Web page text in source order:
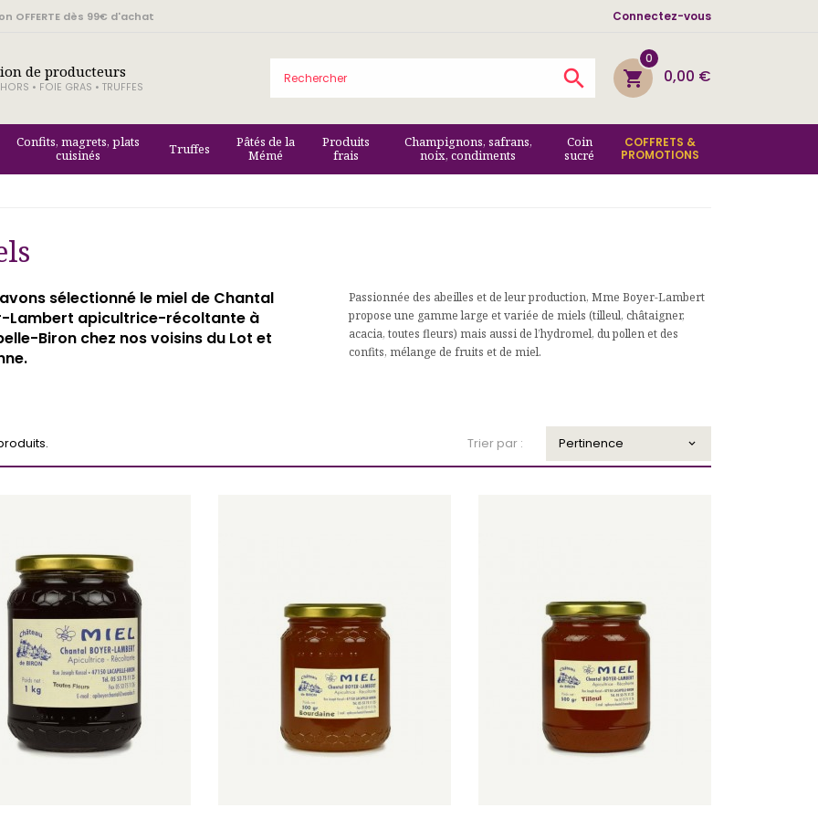
OFFERTE dès 99€ d'achat Connectez-vous
de producteurs
• FOIE GRAS • TRUFFES  shopping_cart
0
0,00 €
Confits, magrets, plats
cuisinés
Truffes
Pâtés de la
Mémé
Produits
frais
Champignons, safrans,
noix, condiments
Coin
sucré
COFFRETS &
PROMOTIONS
sélectionné le miel de Chantal
Lambert apicultrice-récoltante à
Biron chez nos voisins du Lot et
Passionnée des abeilles et de leur production, Mme Boyer-Lambert
propose une gamme large et variée de miels (tilleul, châtaigner,
acacia, toutes fleurs) mais aussi de l’hydromel, du pollen et des
confits, mélange de fruits et de miel.
Trier par : Pertinence 